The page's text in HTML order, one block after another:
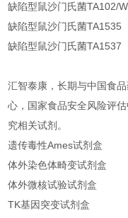
缺陷型鼠沙门氏菌TA102/
缺陷型鼠沙门氏菌TA1535
缺陷型鼠沙门氏菌TA1537
汇智泰康，长期与中国食
心，国家食品安全风险评
究相关试剂。
遗传毒性Ames试剂盒
体外染色体畸变试剂盒
体外微核试验试剂盒
TK基因突变试剂盒